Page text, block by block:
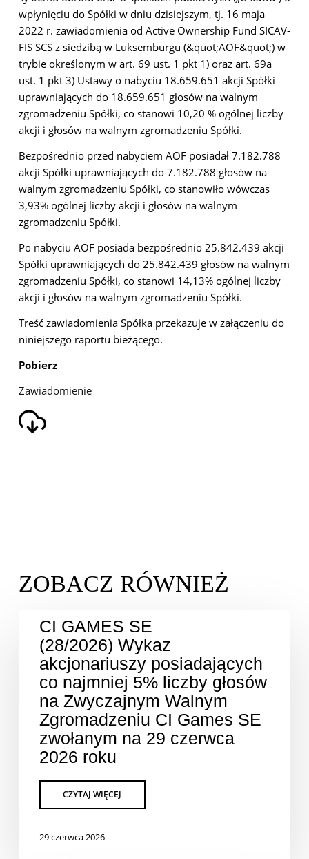
wpłynięciu do Spółki w dniu dzisiejszym, tj. 16 maja
2022 r. zawiadomieniaod Active Ownership Fund SICAV-
FIS SCS z siedzibą w Luksemburgu (&quot;AOF&quot;) w
trybie określonym wart. 69 ust. 1 pkt 1) oraz art. 69a
ust. 1 pkt 3) Ustawy o nabyciu 18.659.651 akcji Spółki
uprawniających do 18.659.651 głosów na walnym
zgromadzeniu Spółki, co stanowi 10,20 % ogólnej liczby
akcji i głosów na walnym zgromadzeniu Spółki.
Bezpośrednio przed nabyciem AOF posiadał 7.182.788
akcji Spółki uprawniających do 7.182.788 głosów na
walnym zgromadzeniu Spółki, co stanowiło wówczas
3,93% ogólnej liczby akcji i głosów nawalnym
zgromadzeniu Spółki.
Po nabyciu AOF posiada bezpośrednio 25.842.439 akcji
Spółki uprawniających do 25.842.439 głosówna walnym
zgromadzeniu Spółki, co stanowi 14,13% ogólnej liczby
akcji i głosów na walnym zgromadzeniu Spółki.
Treść zawiadomienia Spółka przekazuje w załączeniu do
niniejszego raportu bieżącego.
Pobierz
Zawiadomienie
CI GAMES SE
(28/2026) Wykaz
akcjonariuszy posiadających
co najmniej 5% liczby głosów
na Zwyczajnym Walnym
Zgromadzeniu CI Games SE
zwołanym na 29 czerwca
2026 roku
29 czerwca 2026